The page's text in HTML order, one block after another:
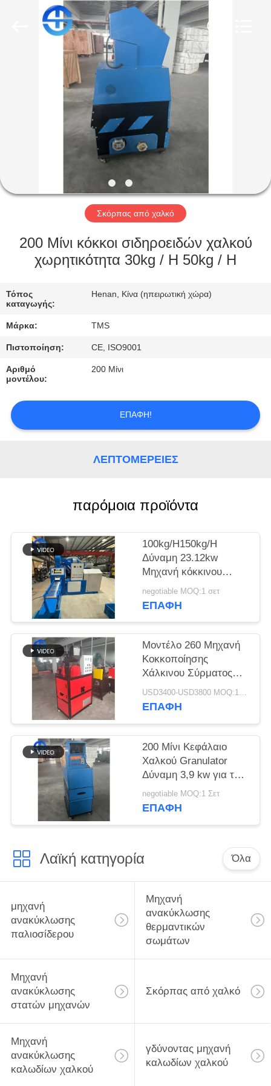
ΠΡΟΪΌΝΤΑ
ΣΧΕΤΙΚΆ
ΕΜΆΣ
ΕΡΓΟΣΤΑΣΊΩΝ
ΠΟΙΟΤΙΚΌΣ
ΈΛΕΓΧΟΣ
ΝΈΑ
ΠΕΡΙΠΤΏΣΕΙΣ
ΖΗΤΉΣΤΕ
ΈΝΑ
ΑΠΌΣΠΑΣΜΑ
SITEMAP
ΠΟΛΙΤΙΚΉ
ΑΠΟΡΡΉΤΟΥ
Σκόρπας από χαλκό
200 Μίνι κόκκοι σιδηροειδών χαλκού
χωρητικότητα 30kg / H 50kg / H
Τόπος
καταγωγής:
Henan, Κίνα (ηπειρωτική χώρα)
Μάρκα: TMS
Πιστοποίηση: CE, ISO9001
Αριθμό
μοντέλου:
200 Μίνι
ΕΠΑΦΉ!
ΛΕΠΤΟΜΈΡΕΙΕΣ
παρόμοια προϊόντα
100kg/H150kg/H
Δύναμη 23.12kw
Μηχανή κόκκινου
χαλκού 99%
καθαρότητα
negotiable MOQ:1 σετ
ΕΠΑΦΉ
Μοντέλο 260 Μηχανή
Κοκκοποίησης
Χάλκινου Σύρματος
50-80 kg/H, Ισχύς 5.7
kw
USD3400-USD3800 MOQ:1 σετ
ΕΠΑΦΉ
200 Μίνι Κεφάλαιο
Χαλκού Granulator
Δύναμη 3,9 kw για το
σπίτι
negotiable MOQ:1 Σετ
ΕΠΑΦΉ
Λαϊκή κατηγορία Όλα
μηχανή
ανακύκλωσης
παλιοσίδερου
Μηχανή
ανακύκλωσης
θερμαντικών
σωμάτων
Μηχανή
ανακύκλωσης
στατών μηχανών
Σκόρπας από χαλκό
Μηχανή
ανακύκλωσης
καλωδίων χαλκού
γδύνοντας μηχανή
καλωδίων χαλκού